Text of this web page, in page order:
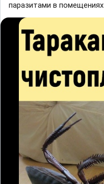
паразитами в помещениях